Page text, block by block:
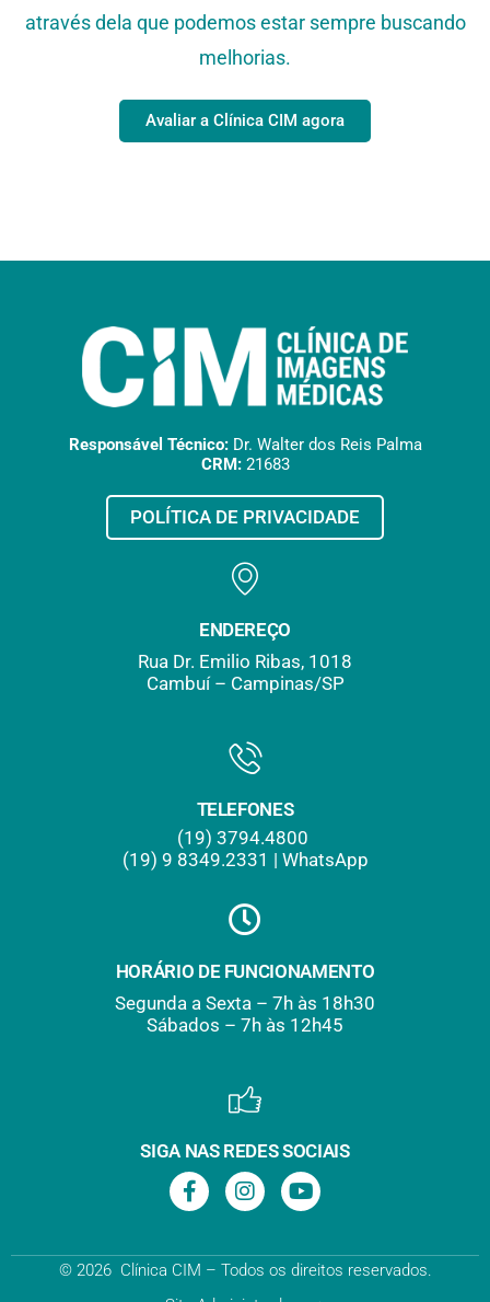
através dela que podemos estar sempre buscando
melhorias.
Avaliar a Clínica CIM agora
Responsável Técnico:Dr. Walter dos Reis Palma
CRM:21683
POLÍTICA DE PRIVACIDADE
ENDEREÇO
Rua Dr. Emilio Ribas, 1018
Cambuí – Campinas/SP
TELEFONES
(19) 3794.4800
(19) 9 8349.2331 | WhatsApp
HORÁRIO DE FUNCIONAMENTO
Segunda a Sexta – 7h às 18h30
Sábados – 7h às 12h45
SIGA NAS REDES SOCIAIS
© 2026 Clínica CIM – Todos os direitos reservados.